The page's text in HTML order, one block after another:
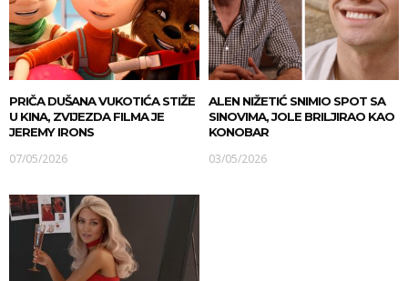
PRIČA DUŠANA VUKOTIĆA STIŽE
U KINA, ZVIJEZDA FILMA JE
JEREMY IRONS
07/05/2026
ALEN NIŽETIĆ SNIMIO SPOT SA
SINOVIMA, JOLE BRILJIRAO KAO
KONOBAR
03/05/2026